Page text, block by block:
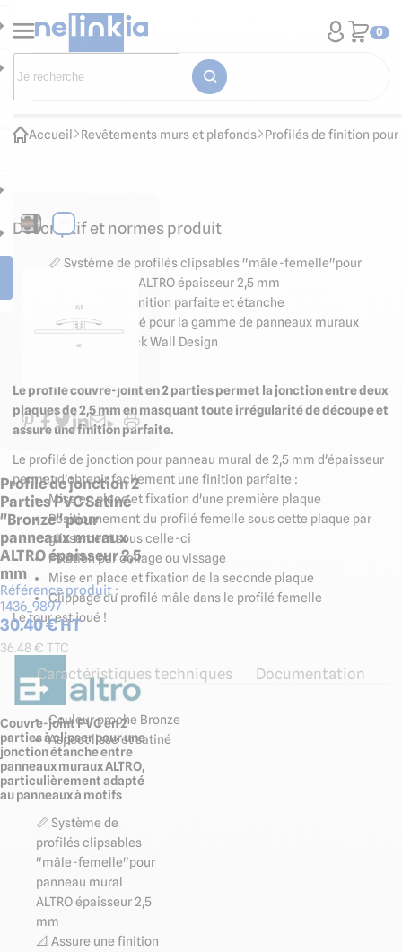
0
Accueil Revêtements murs et plafonds Profilés de finition
Profilé de jonction 2
Parties PVC Satiné
"Bronze" pour
panneaux muraux
ALTRO épaisseur 2,5
mm
Référence produit :
1436_9897
30.40€ HT
36.48€ TTC
Couvre-joint PVC en 2
parties à clipser pour une
jonction étanche entre
panneaux muraux ALTRO,
particulièrement adapté
au panneaux à motifs
📏 Système de
profilés clipsables
"mâle-femelle"pour
panneau mural
ALTRO épaisseur 2,5
mm
📐 Assure une finition
Descriptif et normes produit
📏 Système de profilés clipsables "mâle-femelle"pour
panneau mural ALTRO épaisseur 2,5 mm
📐 Assure une finition parfaite et étanche
👉🏻 Recommandé pour la gamme de panneaux muraux
ALTRO Whiterock Wall Design
Le profilé couvre-joint en 2 parties permet la jonction entre deux
plaques de 2,5 mm en masquant toute irrégularité de découpe et
assure une finition parfaite.
Le profilé de jonction pour panneau mural de 2,5 mm d'épaisseur
permet d'obtenir facilement une finition parfaite :
Mise en place et fixation d'une première plaque
Positionnement du profilé femelle sous cette plaque par
glissement sous celle-ci
Fixation par collage ou vissage
Mise en place et fixation de la seconde plaque
Clippage du profilé mâle dans le profilé femelle
Le tour est joué !
Caractéristiques techniques Documentation
Couleur proche Bronze
Aspect lisse et satiné